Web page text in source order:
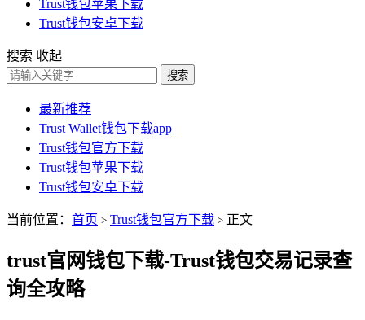
Trust钱包苹果下载
Trust钱包安卓下载
搜索 收起
搜索
最新推荐
Trust Wallet钱包下载app
Trust钱包官方下载
Trust钱包苹果下载
Trust钱包安卓下载
当前位置： 首页 > Trust钱包官方下载 > 正文
trust官网钱包下载-Trust钱包交易记录查
询全攻略